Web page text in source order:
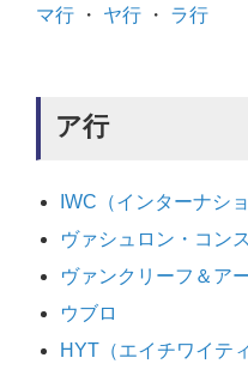
マ行 ・ ヤ行 ・ ラ行
ア行
IWC（インターナシ
ヴァシュロン・コン
ヴァンクリーフ＆ア
ウブロ
HYT（エイチワイテ